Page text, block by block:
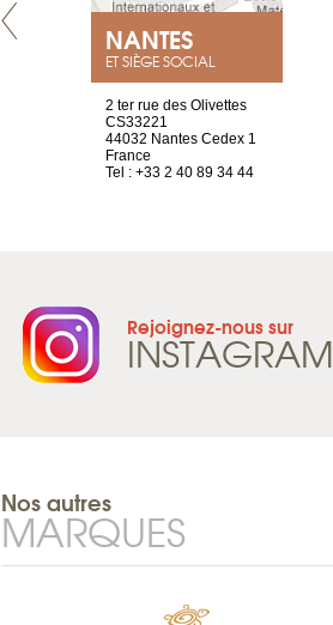
NANTES
ET SIÈGE SOCIAL
2 ter rue des Olivettes
CS33221
44032 Nantes Cedex 1
France
Tel : +33 2 40 89 34 44
Rejoignez-nous sur
INSTAGRAM
Nos autres
MARQUES